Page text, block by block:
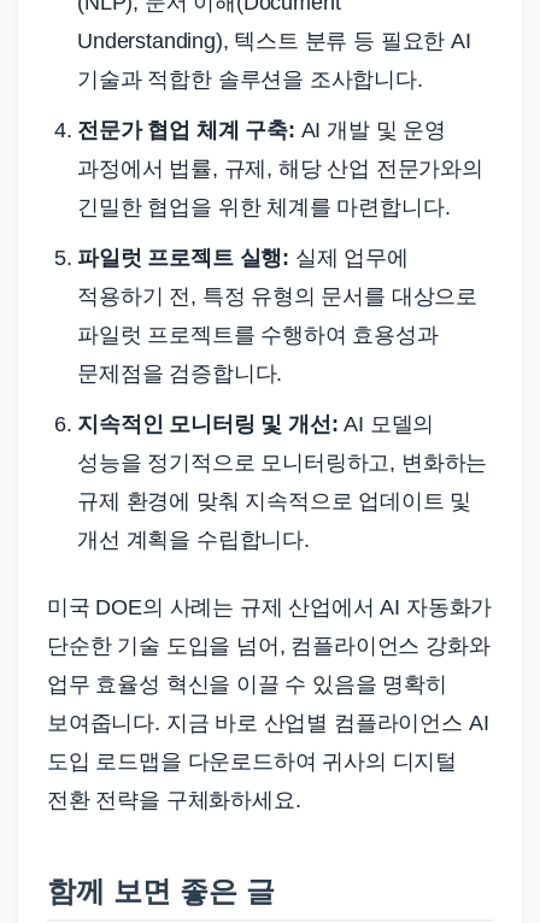
Understanding), 텍스트 분류 등 필요한 AI
기술과 적합한 솔루션을 조사합니다.
전문가 협업 체계 구축: AI 개발 및 운영
과정에서 법률, 규제, 해당 산업 전문가와의
긴밀한 협업을 위한 체계를 마련합니다.
파일럿 프로젝트 실행: 실제 업무에
적용하기 전, 특정 유형의 문서를 대상으로
파일럿 프로젝트를 수행하여 효용성과
문제점을 검증합니다.
지속적인 모니터링 및 개선: AI 모델의
성능을 정기적으로 모니터링하고, 변화하는
규제 환경에 맞춰 지속적으로 업데이트 및
개선 계획을 수립합니다.
미국 DOE의 사례는 규제 산업에서 AI 자동화가
단순한 기술 도입을 넘어, 컴플라이언스 강화와
업무 효율성 혁신을 이끌 수 있음을 명확히
보여줍니다. 지금 바로 산업별 컴플라이언스 AI
도입 로드맵을 다운로드하여 귀사의 디지털
전환 전략을 구체화하세요.
함께 보면 좋은 글